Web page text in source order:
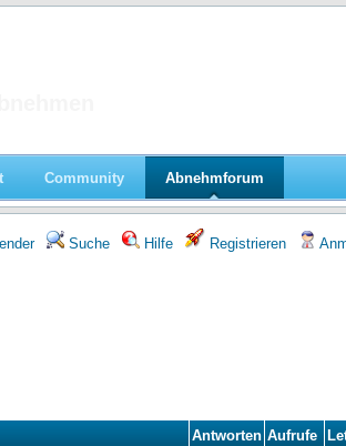
Community Abnehmforum
Suche Hilfe Registrieren
Antworten Aufrufe